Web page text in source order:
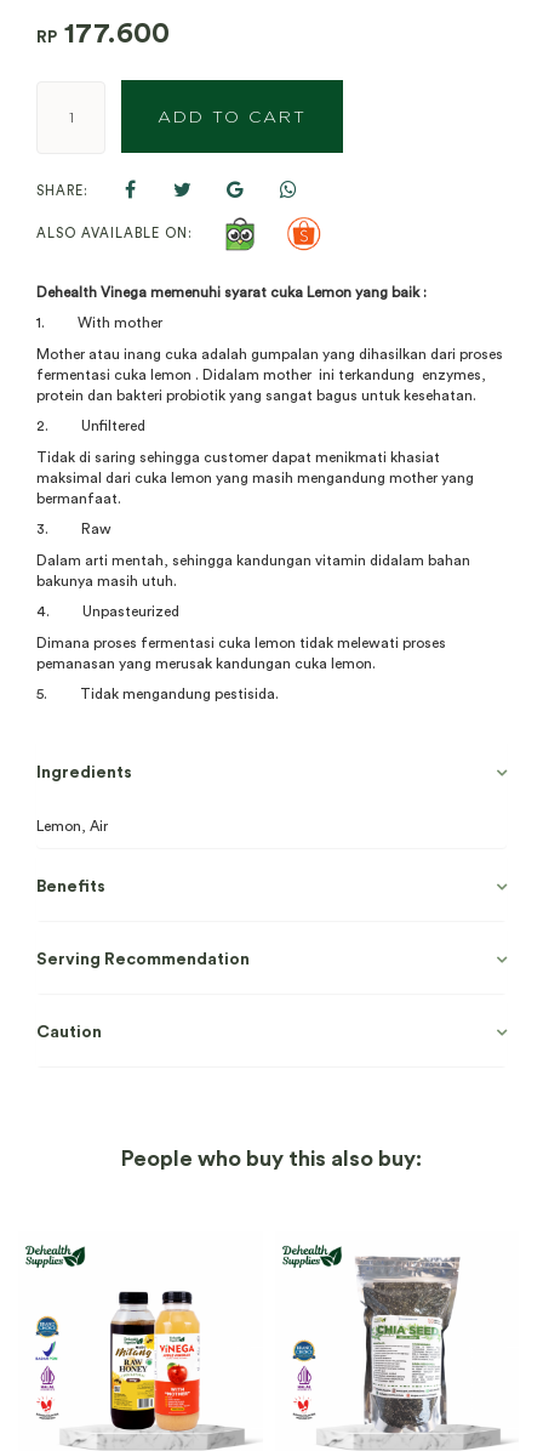
RP 177.600
ADD TO CART
SHARE:
ALSO AVAILABLE ON:
Dehealth Vinega memenuhi syarat cuka Lemon yang baik :
1. With mother
Mother atau inang cuka adalah gumpalan yang dihasilkan dari proses
fermentasi cuka lemon . Didalam mother ini terkandung enzymes,
protein dan bakteri probiotik yang sangat bagus untuk kesehatan.
2. Unfiltered
Tidak di saring sehingga customer dapat menikmati khasiat
maksimal dari cuka lemon yang masih mengandung mother yang
bermanfaat.
3. Raw
Dalam arti mentah, sehingga kandungan vitamin didalam bahan
bakunya masih utuh.
4. Unpasteurized
Dimana proses fermentasi cuka lemon tidak melewati proses
pemanasan yang merusak kandungan cuka lemon.
5. Tidak mengandung pestisida.
Ingredients
Lemon, Air
Benefits
Serving Recommendation
Caution
People who buy this also buy: